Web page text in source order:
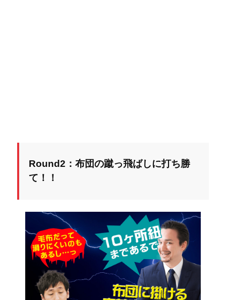
Round2：布団の蹴っ飛ばしに打ち勝
て！！